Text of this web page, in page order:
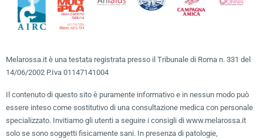
Melarossa.it è una testata registrata presso il Tribunale di Roma n. 331 del
14/06/2002 P.Iva 01147141004
Il contenuto di questo sito è puramente informativo e in nessun modo può
essere inteso come sostitutivo di una consultazione medica con personale
specializzato. Invitiamo gli utenti a seguire i consigli di www.melarossa.it
solo se sono soggetti fisicamente sani. In presenza di patologie,